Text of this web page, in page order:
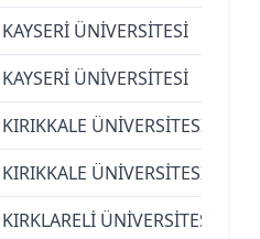
KAYSERİ ÜNİVERSİTESİ
KAYSERİ ÜNİVERSİTESİ
KIRIKKALE ÜNİVERSİTESİ
KIRIKKALE ÜNİVERSİTESİ
KIRKLARELİ ÜNİVERSİTESİ